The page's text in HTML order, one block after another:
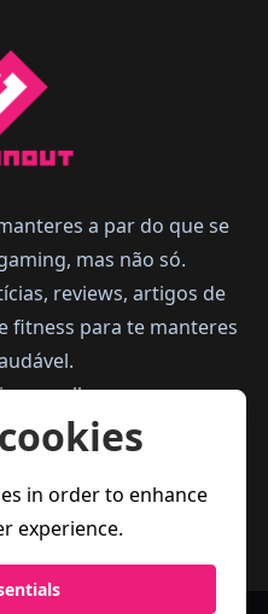
a par do que se
mas não só.
reviews, artigos de
fitness para te manteres
melhor.
in order to enhance
experience.